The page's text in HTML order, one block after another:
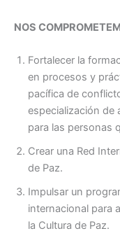
NOS
Fortalecer la
en procesos y
pacífica de
especialización de
para las personas
Crear una Red
de Paz.
Impulsar un
internacional para
la Cultura de Paz.